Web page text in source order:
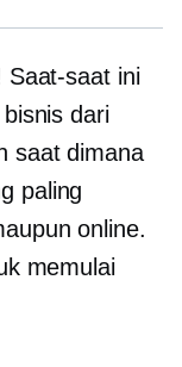
Saat-saat ini
dari
saat dimana
paling
online.
memulai